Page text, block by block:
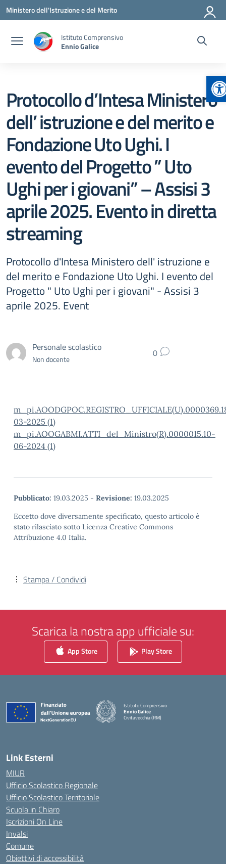
Vai ai contenuti
Vai al menu di navigazione
Vai al footer
Ministero dell'Istruzione e del Merito
Istituto Comprensivo
Ennio Galice
Protocollo d’Intesa Ministero
dell’ istruzione e del merito e
Fondazione Uto Ughi. I
evento del Progetto ” Uto
Ughi per i giovani” – Assisi 3
aprile 2025. Evento in diretta
streaming
Protocollo d'Intesa Ministero dell' istruzione e
del merito e Fondazione Uto Ughi. I evento del
Progetto " Uto Ughi per i giovani" - Assisi 3
aprile 2025. Event
Personale scolastico
Non docente 0
03-2025 (1)
m_pi.AOOGABMI.ATTI_del_Ministro(R).0000015.10-
06-2024 (1)
Pubblicato: 19.03.2025 - Revisione: 19.03.2025
Eccetto dove diversamente specificato, questo articolo è
stato rilasciato sotto Licenza Creative Commons
Attribuzione 4.0 Italia.
Stampa / Condividi
Scarica la nostra app ufficiale su:
App Store Play Store
Istituto Comprensivo
Ennio Galice
Civitavecchia (RM)
Link Esterni
MIUR
Ufficio Scolastico Regionale
Ufficio Scolastico Territoriale
Scuola in Chiaro
Iscrizioni On Line
Invalsi
Comune
Obiettivi di accessibilità